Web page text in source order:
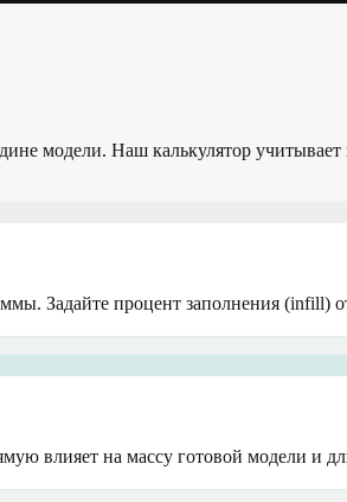
модели. Наш калькулятор
Задайте процент заполнения (infill)
влияет на массу готовой модели и